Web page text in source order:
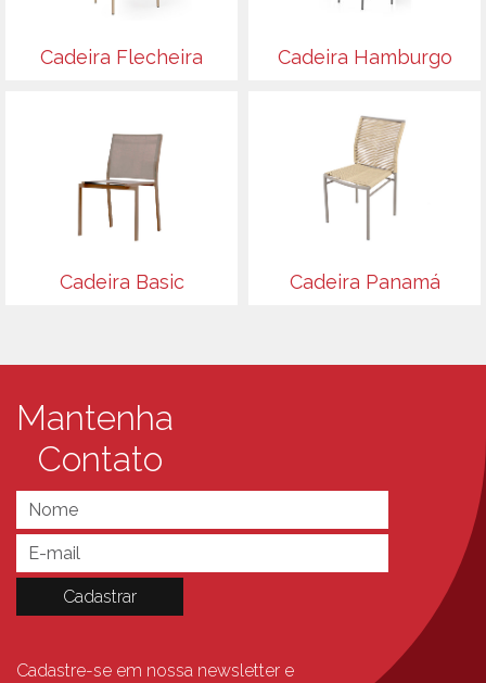
Cadeira Flecheira Cadeira Hamburgo
Cadeira Basic Cadeira Panamá
Mantenha
Contato
Cadastre-se em nossa newsletter e